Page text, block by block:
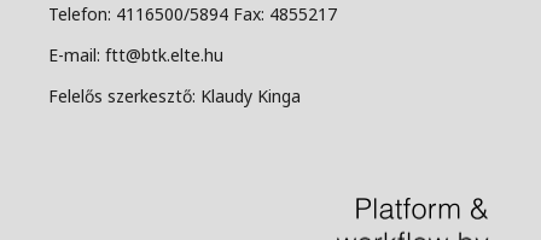
Telefon: 4116500/5894 Fax: 4855217
E-mail: ftt@btk.elte.hu
Felelős szerkesztő: Klaudy Kinga